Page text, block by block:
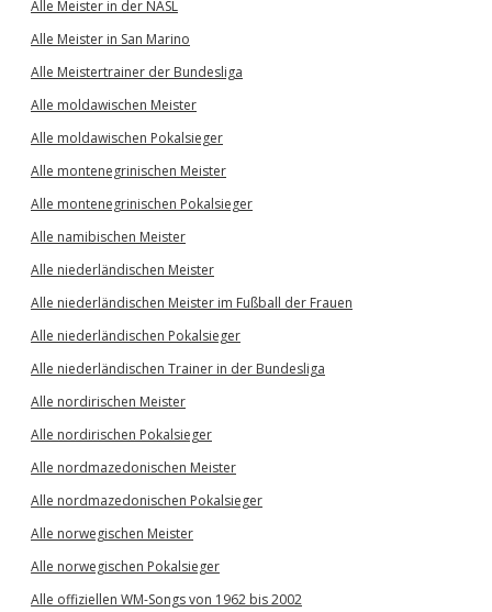
Alle Meister in der NASL
Alle Meister in San Marino
Alle Meistertrainer der Bundesliga
Alle moldawischen Meister
Alle moldawischen Pokalsieger
Alle montenegrinischen Meister
Alle montenegrinischen Pokalsieger
Alle namibischen Meister
Alle niederländischen Meister
Alle niederländischen Meister im Fußball der Frauen
Alle niederländischen Pokalsieger
Alle niederländischen Trainer in der Bundesliga
Alle nordirischen Meister
Alle nordirischen Pokalsieger
Alle nordmazedonischen Meister
Alle nordmazedonischen Pokalsieger
Alle norwegischen Meister
Alle norwegischen Pokalsieger
Alle offiziellen WM-Songs von 1962 bis 2002